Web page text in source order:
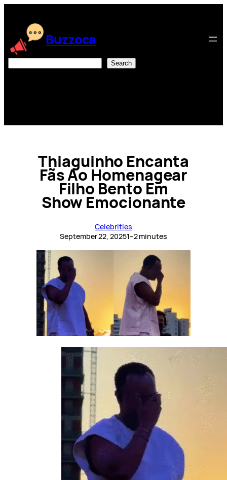
content
Buzzoca
Search
Thiaguinho Encanta
Fãs Ao Homenagear
Filho Bento Em
Show Emocionante
Celebrities
September 22, 20251–2 minutes